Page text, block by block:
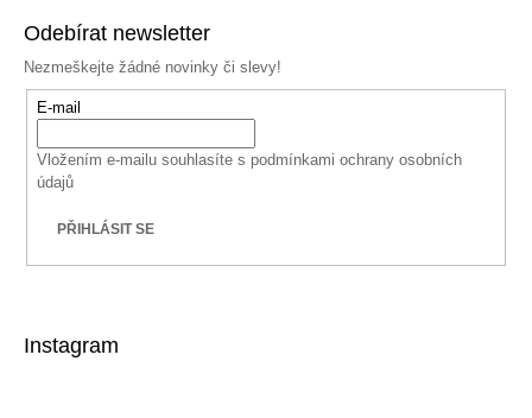
Odebírat newsletter
Nezmeškejte žádné novinky či slevy!
E-mail
Vložením e-mailu souhlasíte s podmínkami ochrany osobních
údajů
PŘIHLÁSIT SE
Instagram